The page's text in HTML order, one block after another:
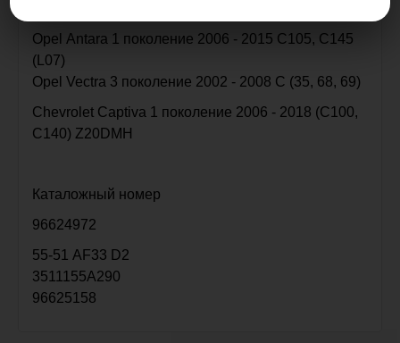
Oреl Аntаrа 1 поколение 2006 - 2015 C105, С145
(L07)
Opel Veсtra 3 поколeниe 2002 - 2008 С (35, 68, 69)
Сhеvrоlеt Сарtivа 1 поколение 2006 - 2018 (С100,
С140) Z20DМН
Каталожный номер
96624972
55-51 АF33 D2
3511155А290
96625158